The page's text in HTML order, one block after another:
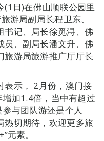
日)在佛山顺联公园里
游局副局长程卫东、
书记、局长徐觅浔、佛
员、副局长潘文升、佛
旅游局旅游推广厅厅长
表示， 2月份，澳门接
加1.4倍，当中有超过
与团队游还是个人
热切期待，欢迎更多旅
元素。